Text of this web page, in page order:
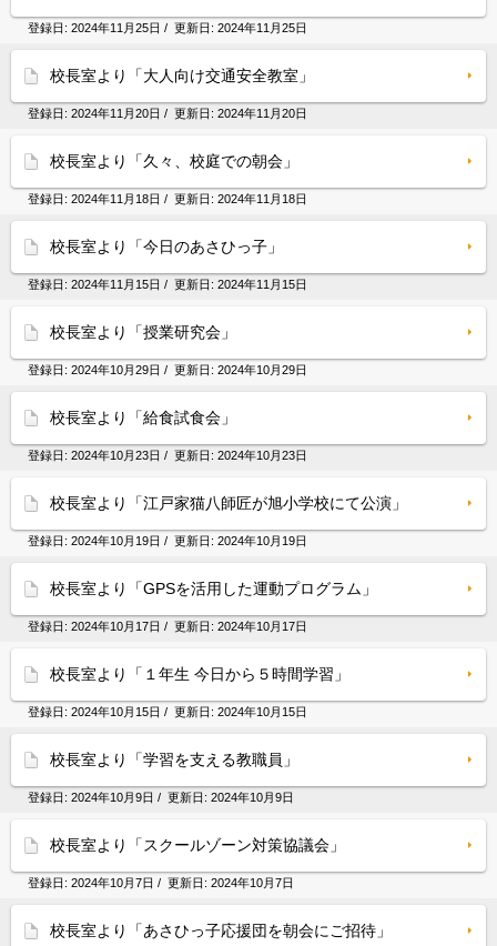
登録日: 2024年11月25日 / 更新日: 2024年11月25日
校長室より「大人向け交通安全教室」
登録日: 2024年11月20日 / 更新日: 2024年11月20日
校長室より「久々、校庭での朝会」
登録日: 2024年11月18日 / 更新日: 2024年11月18日
校長室より「今日のあさひっ子」
登録日: 2024年11月15日 / 更新日: 2024年11月15日
校長室より「授業研究会」
登録日: 2024年10月29日 / 更新日: 2024年10月29日
校長室より「給食試食会」
登録日: 2024年10月23日 / 更新日: 2024年10月23日
校長室より「江戸家猫八師匠が旭小学校にて公演」
登録日: 2024年10月19日 / 更新日: 2024年10月19日
校長室より「GPSを活用した運動プログラム」
登録日: 2024年10月17日 / 更新日: 2024年10月17日
校長室より「１年生 今日から５時間学習」
登録日: 2024年10月15日 / 更新日: 2024年10月15日
校長室より「学習を支える教職員」
登録日: 2024年10月9日 / 更新日: 2024年10月9日
校長室より「スクールゾーン対策協議会」
登録日: 2024年10月7日 / 更新日: 2024年10月7日
校長室より「あさひっ子応援団を朝会にご招待」